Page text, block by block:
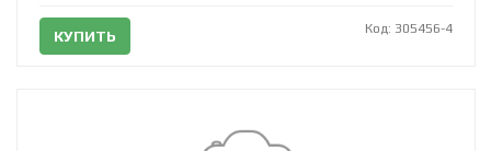
КУПИТЬ Код: 305456-4